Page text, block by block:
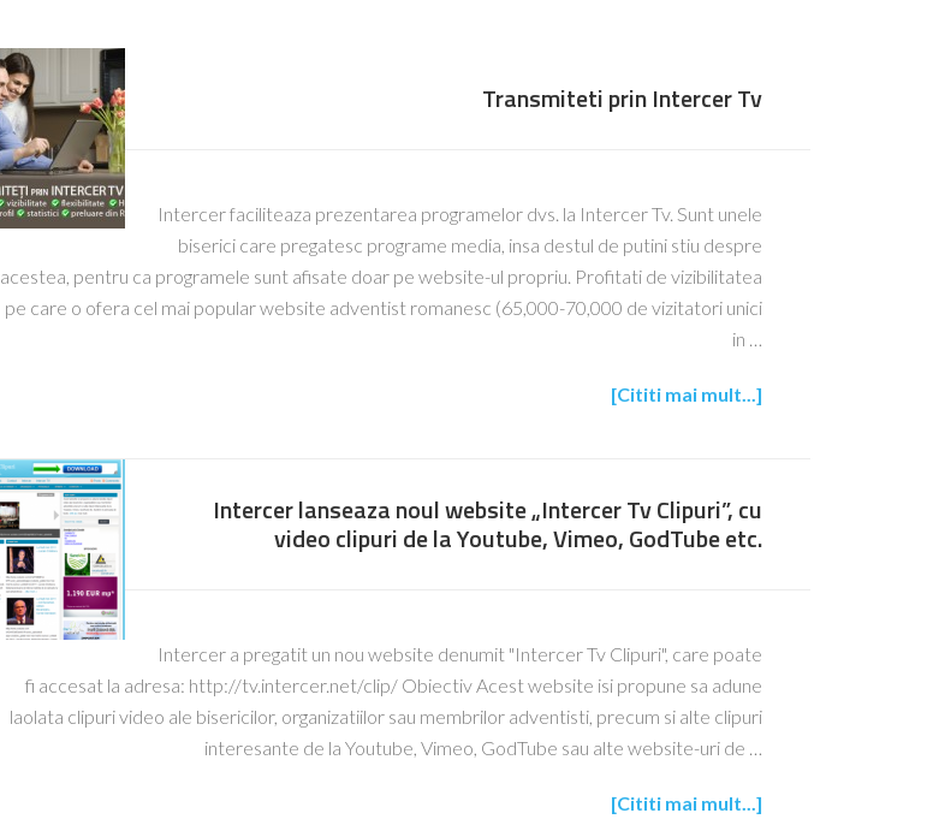
Transmiteti prin Intercer Tv
Intercer faciliteaza prezentarea programelor dvs. la Intercer Tv. Sunt unele
biserici care pregatesc programe media, insa destul de putini stiu despre
acestea, pentru ca programele sunt afisate doar pe website-ul propriu. Profitati de vizibilitatea
pe care o ofera cel mai popular website adventist romanesc (65,000-70,000 de vizitatori unici
in …
[Cititi mai mult...]
Intercer lanseaza noul website „Intercer Tv Clipuri”, cu
video clipuri de la Youtube, Vimeo, GodTube etc.
Intercer a pregatit un nou website denumit "Intercer Tv Clipuri", care poate
fi accesat la adresa: http://tv.intercer.net/clip/ Obiectiv Acest website isi propune sa adune
laolata clipuri video ale bisericilor, organizatiilor sau membrilor adventisti, precum si alte clipuri
interesante de la Youtube, Vimeo, GodTube sau alte website-uri de …
[Cititi mai mult...]